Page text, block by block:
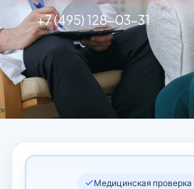
+7 (495) 128-03-31
Медицинская проверка